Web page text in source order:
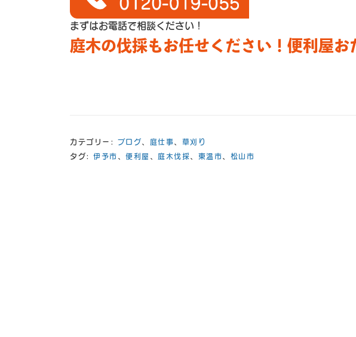
まずはお電話で相談ください！
庭木の伐採もお任せください！便利屋お
カテゴリー: ブログ 庭仕事
草刈り
タグ: 伊予市 便利屋 庭木伐採 東温市 松山市